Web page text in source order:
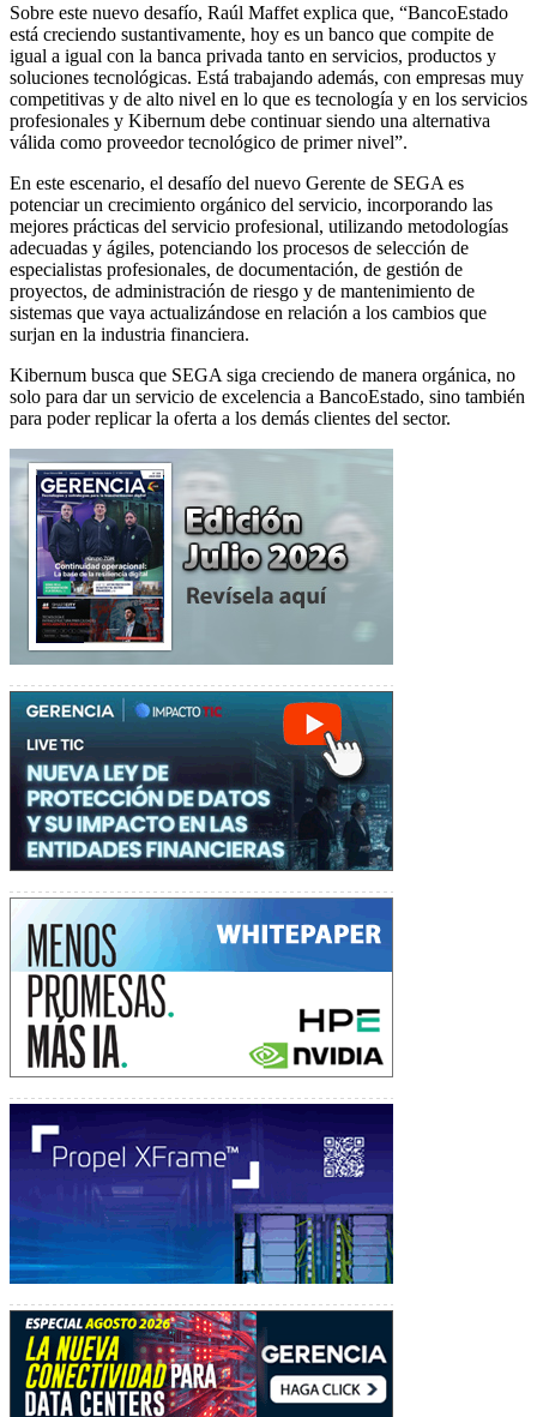
Sobre este nuevo desafío, Raúl Maffet explica que, “BancoEstado
está creciendo sustantivamente, hoy es un banco que compite de
igual a igual con la banca privada tanto en servicios, productos y
soluciones tecnológicas. Está trabajando además, con empresas muy
competitivas y de alto nivel en lo que es tecnología y en los servicios
profesionales y Kibernum debe continuar siendo una alternativa
válida como proveedor tecnológico de primer nivel”.
En este escenario, el desafío del nuevo Gerente de SEGA es
potenciar un crecimiento orgánico del servicio, incorporando las
mejores prácticas del servicio profesional, utilizando metodologías
adecuadas y ágiles, potenciando los procesos de selección de
especialistas profesionales, de documentación, de gestión de
proyectos, de administración de riesgo y de mantenimiento de
sistemas que vaya actualizándose en relación a los cambios que
surjan en la industria financiera.
Kibernum busca que SEGA siga creciendo de manera orgánica, no
solo para dar un servicio de excelencia a BancoEstado, sino también
para poder replicar la oferta a los demás clientes del sector.